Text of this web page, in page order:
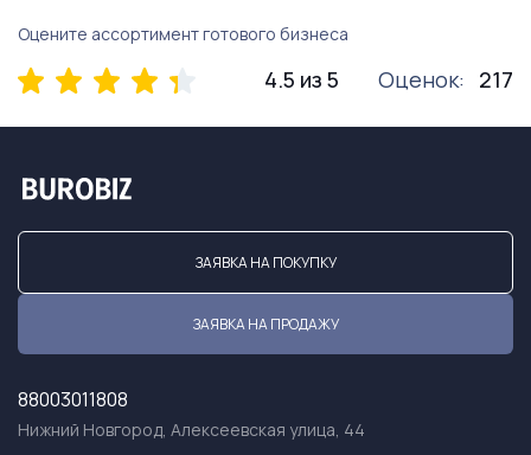
Оцените ассортимент готового бизнеса
4.5 из 5 Оценок: 217
ЗАЯВКА НА ПОКУПКУ
ЗАЯВКА НА ПРОДАЖУ
88003011808
Нижний Новгород, Алексеевская улица, 44